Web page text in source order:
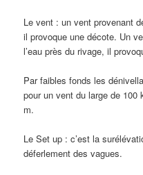
Le vent : un vent provenant
il provoque une décote. Un
l’eau près du rivage, il
Par faibles fonds les
pour un vent du large de
m.
Le Set up : c’est la
déferlement des vagues.